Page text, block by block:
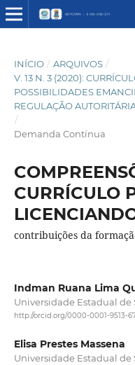
INÍCIO / ARQUIVOS /
V. 13 N. 3 (2020):
POSSIBILIDADES
REGULAÇÃO
/
Demanda Contínua
CURRÍCULO
contribuições da
Indman Ruana Lima
Universidade Estadual de
http://orcid.org/0000-0001-9513-
Elisa Prestes Massena
Universidade Estadual de